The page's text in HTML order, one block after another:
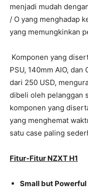
menjadi mudah
/ O yang menghadap
yang memungkinkan
Komponen yang
PSU, 140mm AIO,
dari 250 USD,
dibeli oleh pelanggan
komponen yang
yang menghemat
satu case paling
Fitur-Fitur NZXT H1
Small but Powerful